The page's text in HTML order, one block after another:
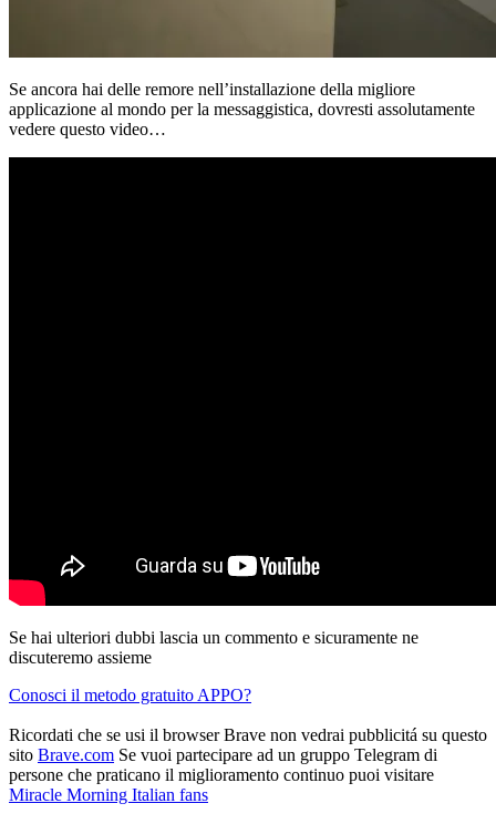
Se ancora hai delle remore nell’installazione della migliore
applicazione al mondo per la messaggistica, dovresti assolutamente
vedere questo video…
Se hai ulteriori dubbi lascia un commento e sicuramente ne
discuteremo assieme
Conosci il metodo gratuito APPO?
Ricordati che se usi il browser Brave non vedrai pubblicitá su questo
sito Brave.com Se vuoi partecipare ad un gruppo Telegram di
persone che praticano il miglioramento continuo puoi visitare
Miracle Morning Italian fans